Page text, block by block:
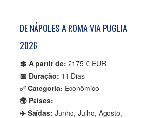
DE NÁPOLES A ROMA VIA PUGLIA
2026
💲 A partir de: 2175 € EUR
📅 Duração: 11 Dias
✅ Categoria: Econômico
🌍 Países:
✈️ Saídas: Junho, Julho, Agosto,